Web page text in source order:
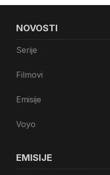
NOVOSTI
Serije
Filmovi
Emisije
Voyo
EMISIJE